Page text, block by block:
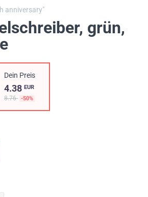
anniversary"
grün,
Dein Preis
4.38EUR
8.76 -50%